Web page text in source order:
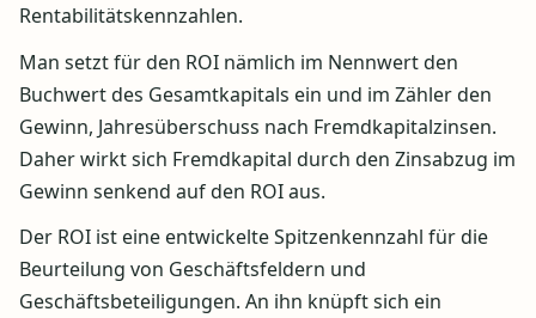
Rentabilitätskennzahlen.
Man setzt für den ROI nämlich im Nennwert den
Buchwert des Gesamtkapitals ein und im Zähler den
Gewinn, Jahresüberschuss nach Fremdkapitalzinsen.
Daher wirkt sich Fremdkapital durch den Zinsabzug im
Gewinn senkend auf den ROI aus.
Der ROI ist eine entwickelte Spitzenkennzahl für die
Beurteilung von Geschäftsfeldern und
Geschäftsbeteiligungen. An ihn knüpft sich ein